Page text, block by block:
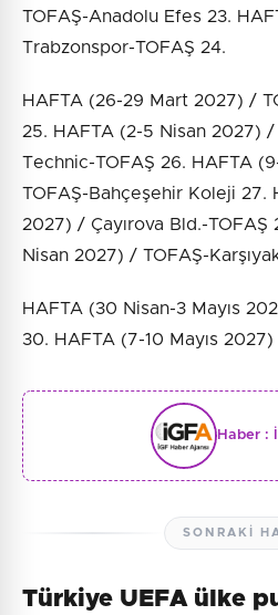
TOFAŞ-Anadolu Efes 23.
Trabzonspor-TOFAŞ 24.
HAFTA (26-29 Mart 2027) /
25. HAFTA (2-5 Nisan 2027)
Technic-TOFAŞ 26. HAFTA
TOFAŞ-Bahçeşehir Koleji 27.
2027) / Çayırova Bld.-TOFAŞ
Nisan 2027) / TOFAŞ-
HAFTA (30 Nisan-3 Mayıs
30. HAFTA (7-10 Mayıs
Haber :
SONRAKI
Türkiye UEFA ülke